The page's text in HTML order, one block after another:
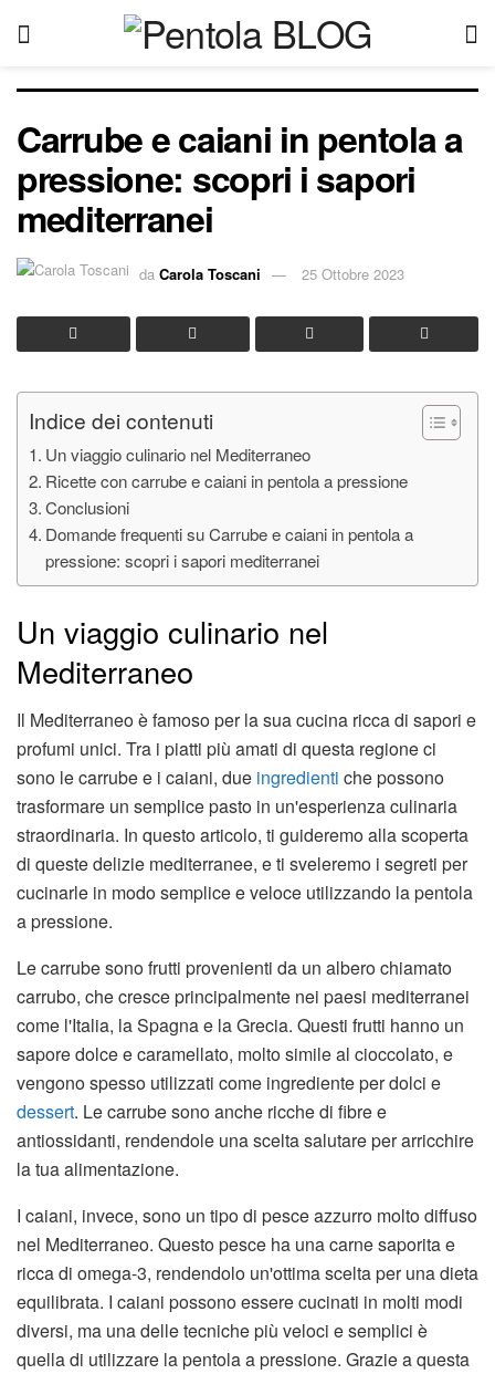
Carrube e caiani in pentola a
pressione: scopri i sapori
mediterranei
da Carola Toscani 25 Ottobre 2023
Indice dei contenuti
Un viaggio culinario nel Mediterraneo
Ricette con carrube e caiani in pentola a pressione
Conclusioni
Domande frequenti su Carrube e caiani in pentola a
pressione: scopri i sapori mediterranei
Un viaggio culinario nel
Mediterraneo
Il Mediterraneo è famoso per la sua cucina ricca di sapori e
profumi unici. Tra i piatti più amati di questa regione ci
sono le carrube e i caiani, due ingredienti che possono
trasformare un semplice pasto in un'esperienza culinaria
straordinaria. In questo articolo, ti guideremo alla scoperta
di queste delizie mediterranee, e ti sveleremo i segreti per
cucinarle in modo semplice e veloce utilizzando la pentola
a pressione.
Le carrube sono frutti provenienti da un albero chiamato
carrubo, che cresce principalmente nei paesi mediterranei
come l'Italia, la Spagna e la Grecia. Questi frutti hanno un
sapore dolce e caramellato, molto simile al cioccolato, e
vengono spesso utilizzati come ingrediente per dolci e
dessert. Le carrube sono anche ricche di fibre e
antiossidanti, rendendole una scelta salutare per arricchire
la tua alimentazione.
I caiani, invece, sono un tipo di pesce azzurro molto diffuso
nel Mediterraneo. Questo pesce ha una carne saporita e
ricca di omega-3, rendendolo un'ottima scelta per una dieta
equilibrata. I caiani possono essere cucinati in molti modi
diversi, ma una delle tecniche più veloci e semplici è
quella di utilizzare la pentola a pressione. Grazie a questa